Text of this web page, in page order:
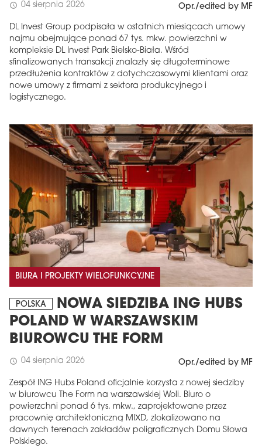
schedule 04 sierpnia 2026 Opr./edited by MF
DL Invest Group podpisała w ostatnich miesiącach umowy
najmu obejmujące ponad 67 tys. mkw. powierzchni w
kompleksie DL Invest Park Bielsko-Biała. Wśród
sfinalizowanych transakcji znalazły się długoterminowe
przedłużenia kontraktów z dotychczasowymi klientami oraz
nowe umowy z firmami z sektora produkcyjnego i
logistycznego.
BIURA I PROJEKTY WIELOFUNKCYJNE
POLSKA
NOWA SIEDZIBA ING HUBS
POLAND W WARSZAWSKIM
BIUROWCU THE FORM
schedule 04 sierpnia 2026 Opr./edited by MF
Zespół ING Hubs Poland oficjalnie korzysta z nowej siedziby
w biurowcu The Form na warszawskiej Woli. Biuro o
powierzchni ponad 6 tys. mkw., zaprojektowane przez
pracownię architektoniczną MIXD, zlokalizowano na
dawnych terenach zakładów poligraficznych Domu Słowa
Polskiego.